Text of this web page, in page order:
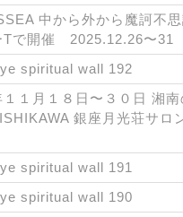
中から外から魔訶不
Tで開催 2025.12.26〜31
spiritual wall 192
１１月１８日〜３０日 湘
銀座月光荘サロ
spiritual wall 191
spiritual wall 190